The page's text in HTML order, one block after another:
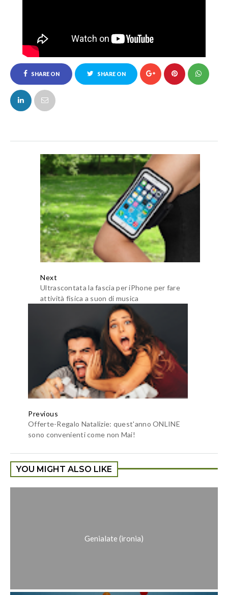
Ultrascontata la fascia per iPhone per fare
attività fisica a suon di musica
Previous
Offerte-Regalo Natalizie: quest'anno ONLINE
sono convenienti come non Mai!
YOU MIGHT ALSO LIKE
Genialate (ironia)
Previsioni?
Fotografia di strada